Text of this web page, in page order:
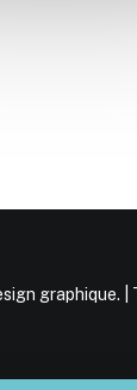
graphique. |